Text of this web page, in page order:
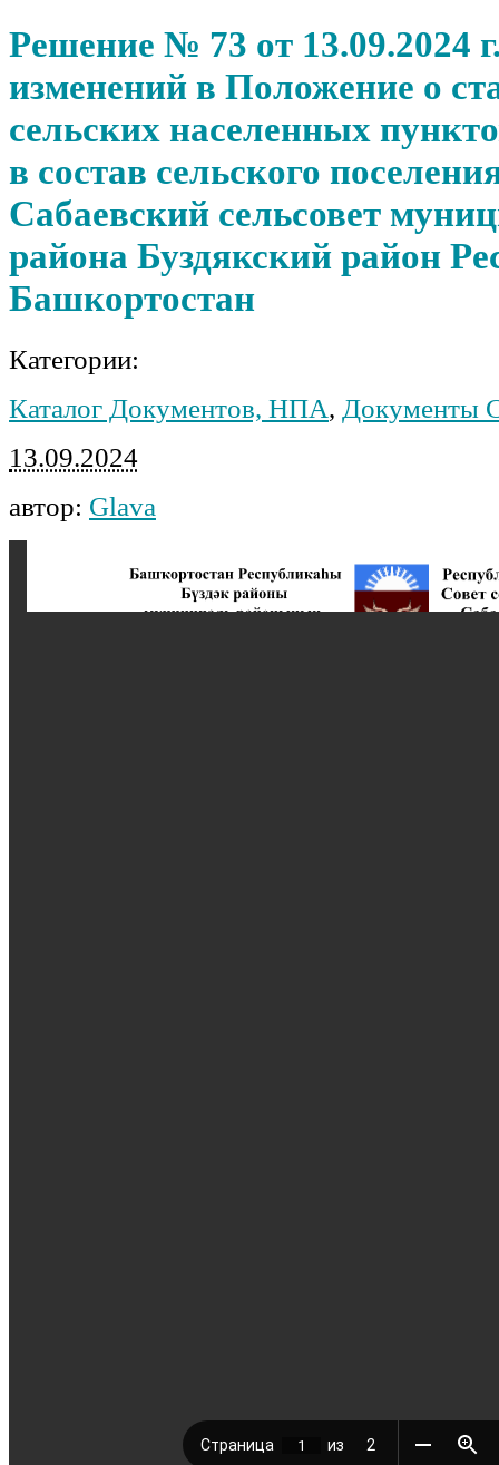
Решение № 73 от 13.09.2024
изменений в Положение о
сельских населенных
в состав сельского
Сабаевский сельсовет
района Буздякский район
Башкортостан
Категории:
Каталог Документов, НПА, Документы
13.09.2024
автор: Glava